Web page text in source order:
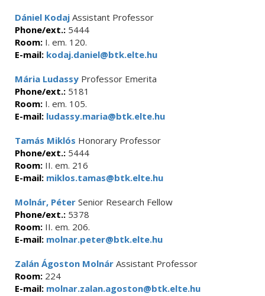
Dániel Kodaj Assistant Professor
Phone/ext.: 5444
Room: I. em. 120.
E-mail: kodaj.daniel@btk.elte.hu
Mária Ludassy Professor Emerita
Phone/ext.: 5181
Room: I. em. 105.
E-mail: ludassy.maria@btk.elte.hu
Tamás Miklós Honorary Professor
Phone/ext.: 5444
Room: II. em. 216
E-mail: miklos.tamas@btk.elte.hu
Molnár, Péter Senior Research Fellow
Phone/ext.: 5378
Room: II. em. 206.
E-mail: molnar.peter@btk.elte.hu
Zalán Ágoston Molnár Assistant Professor
Room: 224
E-mail: molnar.zalan.agoston@btk.elte.hu